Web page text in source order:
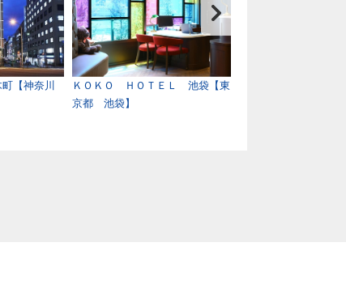
【神奈川
ＫＯＫＯ ＨＯＴＥＬ 池袋【東
京都 池袋】